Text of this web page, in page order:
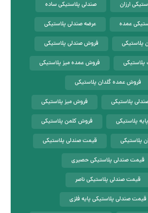
ارزان صندلی پلاستیکی ساده
عمده عرضه صندلی پلاستیکی
پلاستیکی فروش صندلی پلاستیکی
فروش عمده میز پلاستیکی
فروش عمده گلدان پلاستیکی
پلاستیکی فروش میز پلاستیکی
پلاستیکی فروش کلمن پلاستیکی
پلاستیکی قیمت صندلی پلاستیکی
قیمت صندلی پلاستیکی حصیری
قیمت صندلی پلاستیکی ناصر
قیمت صندلی پلاستیکی پایه فلزی